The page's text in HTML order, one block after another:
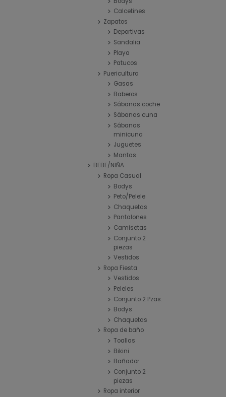
Calcetines
Zapatos
Deportivas
Sandalia
Playa
Patucos
Puericultura
Gasas
Baberos
Sábanas coche
Sábanas cuna
Sábanas
minicuna
Juguetes
Mantas
BEBE/NIÑA
Ropa Casual
Bodys
Peto/Pelele
Chaquetas
Pantalones
Camisetas
Conjunto 2
piezas
Vestidos
Ropa Fiesta
Vestidos
Peleles
Conjunto 2 Pzas.
Bodys
Chaquetas
Ropa de baño
Toallas
Bikini
Bañador
Conjunto 2
piezas
Ropa interior